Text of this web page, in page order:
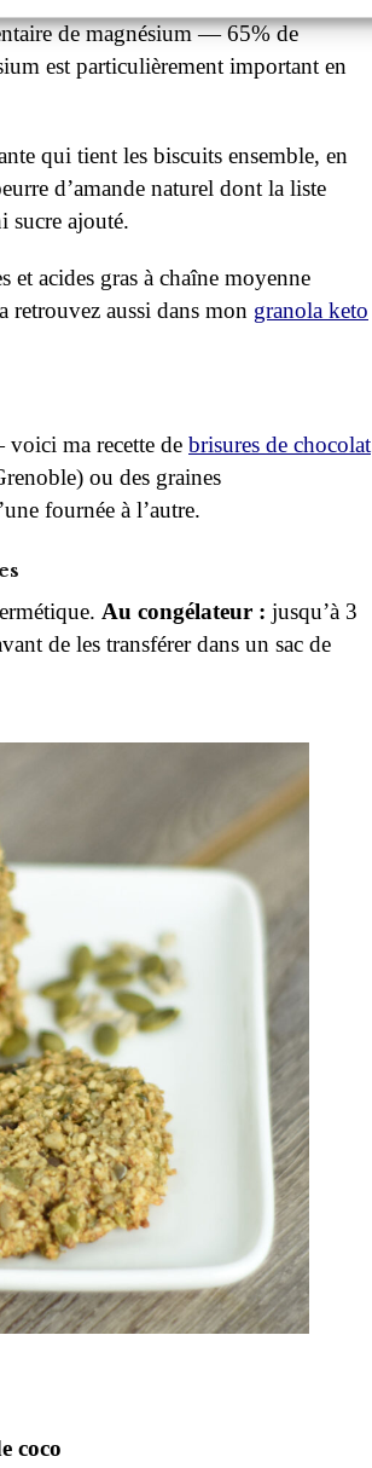
de magnésium — 65% de
est particulièrement important en
qui tient les biscuits ensemble, en
d’amande naturel dont la liste
sucre ajouté.
et acides gras à chaîne moyenne
aussi dans mon granola keto
ma recette de brisures de chocolat
ou des graines
fournée à l’autre.
Au congélateur : jusqu’à 3
de les transférer dans un sac de
coco